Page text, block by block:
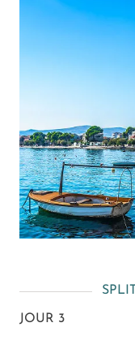
JOUR 3